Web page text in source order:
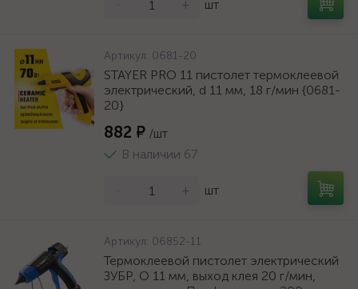
+ шт
Артикул: 0681-20
STAYER PRO 11 пистолет термоклеевой
электрический, d 11 мм, 18 г/мин {0681-
20}
882 ₽ /шт
В наличии 67
+ шт
Артикул: 06852-11
Термоклеевой пистолет электрический
ЗУБР, O 11 мм, выход клея 20 г/мин,